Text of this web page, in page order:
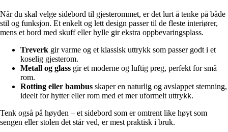
Når du skal velge sidebord til gjesterommet, er det lurt å tenke på både
stil og funksjon. Et enkelt og lett design passer til de fleste interiører,
mens et bord med skuff eller hylle gir ekstra oppbevaringsplass.
Treverk gir varme og et klassisk uttrykk som passer godt i et
koselig gjesterom.
Metall og glass gir et moderne og luftig preg, perfekt for små
rom.
Rotting eller bambus skaper en naturlig og avslappet stemning,
ideelt for hytter eller rom med et mer uformelt uttrykk.
Tenk også på høyden – et sidebord som er omtrent like høyt som
sengen eller stolen det står ved, er mest praktisk i bruk.